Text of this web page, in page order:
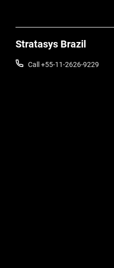
Stratasys Brazil
Call +55-11-2626-9229